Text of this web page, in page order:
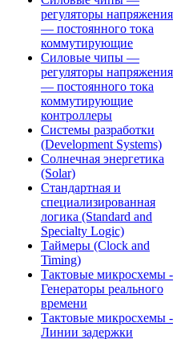
регуляторы напряжения
— постоянного тока
коммутирующие
Силовые чипы —
регуляторы напряжения
— постоянного тока
коммутирующие
контроллеры
Системы разработки
(Development Systems)
Солнечная энергетика
(Solar)
Стандартная и
специализированная
логика (Standard and
Specialty Logic)
Таймеры (Clock and
Timing)
Тактовые микросхемы -
Генераторы реального
времени
Тактовые микросхемы -
Линии задержки